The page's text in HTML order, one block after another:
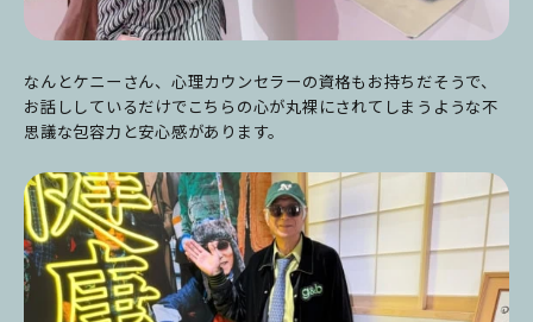
なんとケニーさん、心理カウンセラーの資格もお持ちだそうで、
お話ししているだけでこちらの心が丸裸にされてしまうような不
思議な包容力と安心感があります。